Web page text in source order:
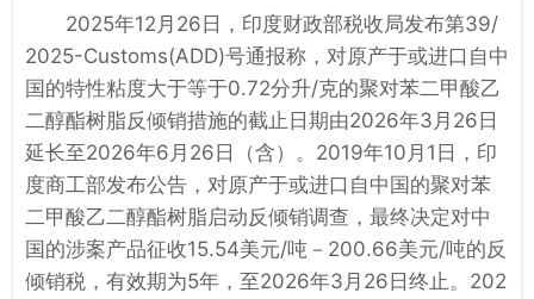
2025年12月26日，印度财政部税收局发布第39/
2025-Customs(ADD)号通报称，对原产于或进口自中
国的特性粘度大于等于0.72分升/克的聚对苯二甲酸乙
二醇酯树脂反倾销措施的截止日期由2026年3月26日
延长至2026年6月26日（含）。2019年10月1日，印
度商工部发布公告，对原产于或进口自中国的聚对苯
二甲酸乙二醇酯树脂启动反倾销调查，最终决定对中
国的涉案产品征收15.54美元/吨－200.66美元/吨的反
倾销税，有效期为5年，至2026年3月26日终止。202